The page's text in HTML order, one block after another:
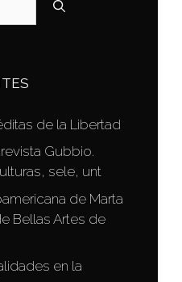
de la Libertad
Gubbio.
sele, unt
de Marta
Bellas Artes de
en la